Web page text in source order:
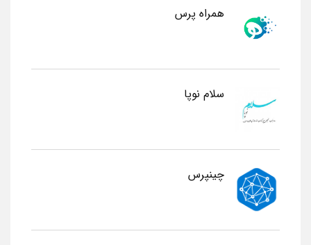
همراه پرس
سلام نوپا
چینپرس